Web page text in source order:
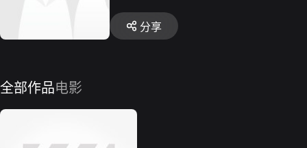
分享
全部作品电影